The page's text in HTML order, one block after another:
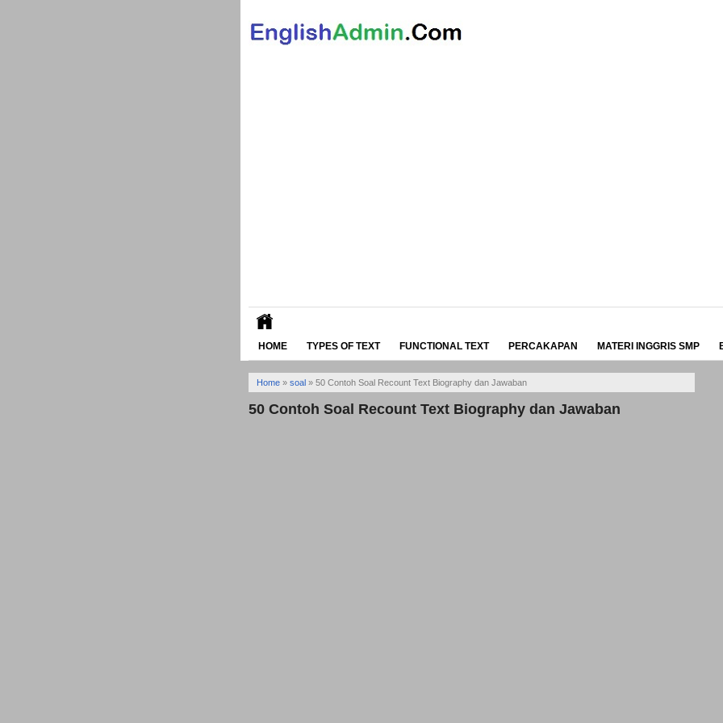
HOME TYPES OF TEXT FUNCTIONAL TEXT PERCAKAPAN MATERI INGGRIS SMP
Home » soal » 50 Contoh Soal Recount Text Biography dan Jawaban
50 Contoh Soal Recount Text Biography dan Jawaban